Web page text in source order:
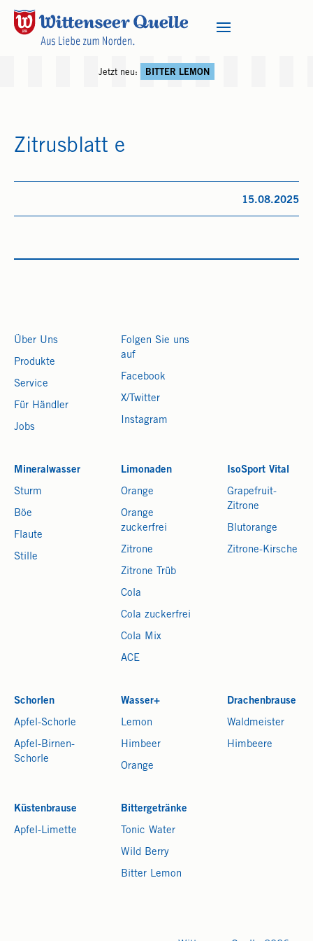
Jetzt neu: BITTER LEMON
Zitrusblatt e
15.08.2025
Mineralwasser
Sturm
Böe
Flaute
Stille
Limonaden
Orange
Orange
zuckerfrei
Zitrone
Zitrone Trüb
Cola
Cola zuckerfrei
Cola Mix
ACE
IsoSport Vital
Grapefruit-
Zitrone
Blutorange
Zitrone-Kirsche
Schorlen
Apfel-Schorle
Apfel-Birnen-
Schorle
Wasser+
Lemon
Himbeer
Orange
Drachenbrause
Waldmeister
Himbeere
Küstenbrause
Apfel-Limette
Bittergetränke
Tonic Water
Wild Berry
Bitter Lemon
Über Uns
Produkte
Service
Für Händler
Jobs
Folgen Sie uns
auf
Facebook
X/Twitter
Instagram